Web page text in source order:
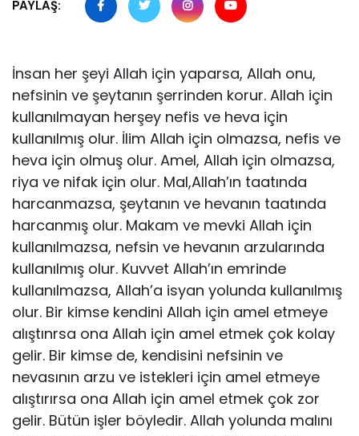
PAYLAŞ:
İnsan her şeyi Allah için yaparsa, Allah onu,
nefsinin ve şeytanın şerrinden korur. Allah için
kullanılmayan herşey nefis ve heva için
kullanılmış olur. İlim Allah için olmazsa, nefis ve
heva için olmuş olur. Amel, Allah için olmazsa,
riya ve nifak için olur. Mal,Allah’ın taatında
harcanmazsa, şeyta­nın ve hevanın taatında
harcanmış olur. Makam ve mevki Al­lah için
kullanılmazsa, nefsin ve hevanın arzularında
kullanıl­mış olur. Kuvvet Allah’ın emrinde
kullanılmazsa, Allah’a is­yan yolunda kullanılmış
olur. Bir kimse kendini Allah için amel etmeye
alıştınrsa ona Allah için amel etmek çok kolay
gelir. Bir kimse de, kendisini nefsinin ve
nevasının arzu ve is­tekleri için amel etmeye
alıştırırsa ona Allah için amel etmek çok zor
gelir. Bütün işler böyledir. Allah yolunda malını